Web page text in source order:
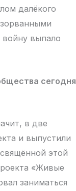
далёкого
выпало
сегодня
в две
и выпустили
этой
«Живые
заниматься